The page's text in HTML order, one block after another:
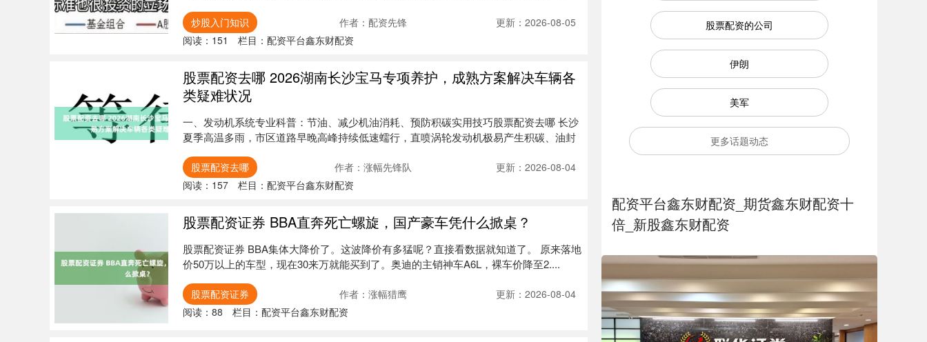
炒股入门知识 作者：配资先锋
更新：2026-08-05
阅读： 151 栏目： 配资平台鑫东财配资
股票配资去哪 2026湖南长沙宝马专项养护，成熟方案解决车辆各
类疑难状况
一、发动机系统专业科普：节油、减少机油消耗、预防积碳实用技巧股票配资去哪 长沙
夏季高温多雨，市区道路早晚高峰持续低速蠕行，直喷涡轮发动机极易产生积碳、油封
股票配资去哪 作者：涨幅先锋队
更新：2026-08-04
阅读： 157 栏目： 配资平台鑫东财配资
股票配资证券 BBA直奔死亡螺旋，国产豪车凭什么掀桌？
股票配资证券 BBA集体大降价了。这波降价有多猛呢？直接看数据就知道了。 原来落地
价50万以上的车型，现在30来万就能买到了。奥迪的主销神车A6L，裸车价降至2....
股票配资证券 作者：涨幅猎鹰
更新：2026-08-04
阅读： 88 栏目： 配资平台鑫东财配资
股票配资的公司
伊朗
美军
更多话题动态
配资平台鑫东财配资_期货鑫东财配资十
倍_新股鑫东财配资